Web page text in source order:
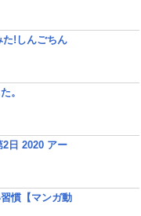
!しんごちん
。
2日 2020 アー
慣【マンガ動